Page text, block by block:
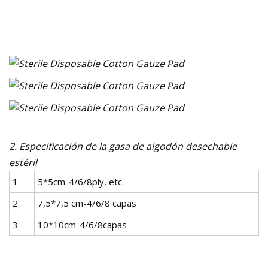
2. Especificación de la gasa de algodón desechable
estéril
1
5*5cm-4/6/8ply, etc.
2
7,5*7,5 cm-4/6/8 capas
3
10*10cm-4/6/8capas